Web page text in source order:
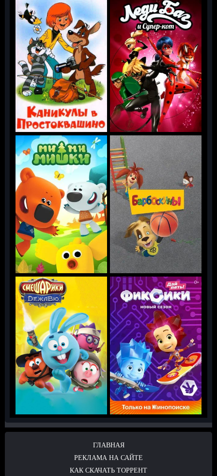
ГЛАВНАЯ
РЕКЛАМА НА САЙТЕ
КАК СКАЧАТЬ ТОРРЕНТ